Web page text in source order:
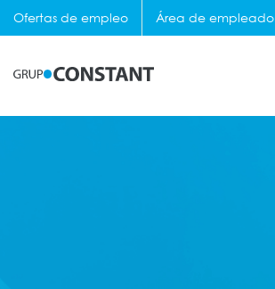
Ofertas de empleo Área de empleado